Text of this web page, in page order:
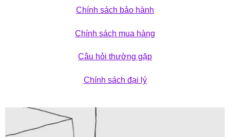
Chính sách bảo hành
Chính sách mua hàng
Câu hỏi thường gặp
Chính sách đại lý